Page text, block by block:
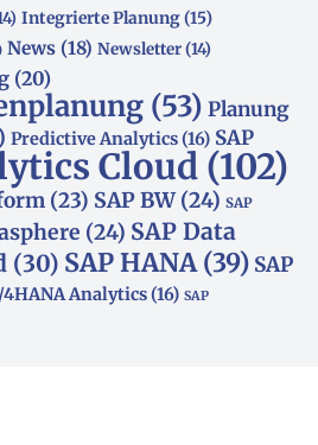
Integrierte Planung(15)
News (18) Newsletter(14)
(20)
(53) Planung
Predictive Analytics(16) SAP
Cloud (102)
(23) SAP BW(24) SAP
(24) SAP Data
(30) SAP HANA(39) SAP
4HANA Analytics(16) SAP